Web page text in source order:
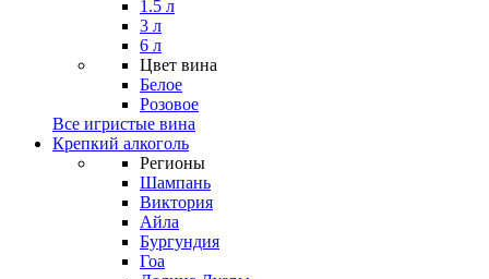
1.5 л
3 л
6 л
Цвет вина
Белое
Розовое
Все игристые вина
Крепкий алкоголь
Регионы
Шампань
Виктория
Айла
Бургундия
Гоа